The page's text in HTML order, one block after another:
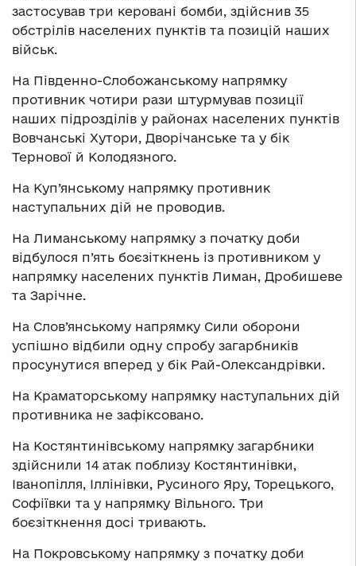
застосував три керовані бомби, здійснив 35
обстрілів населених пунктів та позицій наших
військ.
На Південно-Слобожанському напрямку
противник чотири рази штурмував позиції
наших підрозділів у районах населених пунктів
Вовчанські Хутори, Дворічанське та у бік
Тернової й Колодязного.
На Куп’янському напрямку противник
наступальних дій не проводив.
На Лиманському напрямку з початку доби
відбулося п’ять боєзіткнень із противником у
напрямку населених пунктів Лиман, Дробишеве
та Зарічне.
На Слов’янському напрямку Сили оборони
успішно відбили одну спробу загарбників
просунутися вперед у бік Рай-Олександрівки.
На Краматорському напрямку наступальних дій
противника не зафіксовано.
На Костянтинівському напрямку загарбники
здійснили 14 атак поблизу Костянтинівки,
Іванопілля, Іллінівки, Русиного Яру, Торецького,
Софіївки та у напрямку Вільного. Три
боєзіткнення досі тривають.
На Покровському напрямку з початку доби